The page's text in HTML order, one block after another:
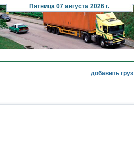
Пятница07 августа 2026 г.
добавить груз